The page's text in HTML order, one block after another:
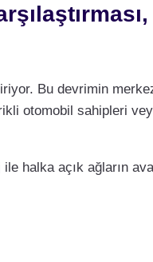
Bu devrimin
otomobil sahipleri
halka açık ağların